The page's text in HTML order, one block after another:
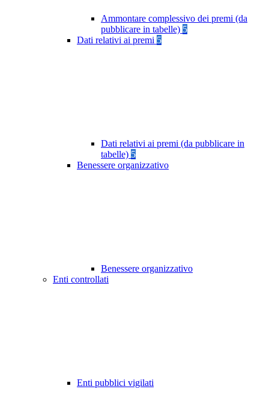
Ammontare complessivo dei premi (da
pubblicare in tabelle) 5
Dati relativi ai premi 5
Dati relativi ai premi (da pubblicare in
tabelle) 5
Benessere organizzativo
Benessere organizzativo
Enti controllati
Enti pubblici vigilati